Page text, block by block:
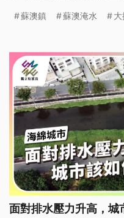
出的相關計畫經費，
蘇澳鎮 蘇澳淹水
面對排水壓力升高，